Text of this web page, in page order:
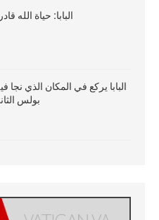
البابا: حياة الله
البابا يركع في المكان الذي نجا
بولس